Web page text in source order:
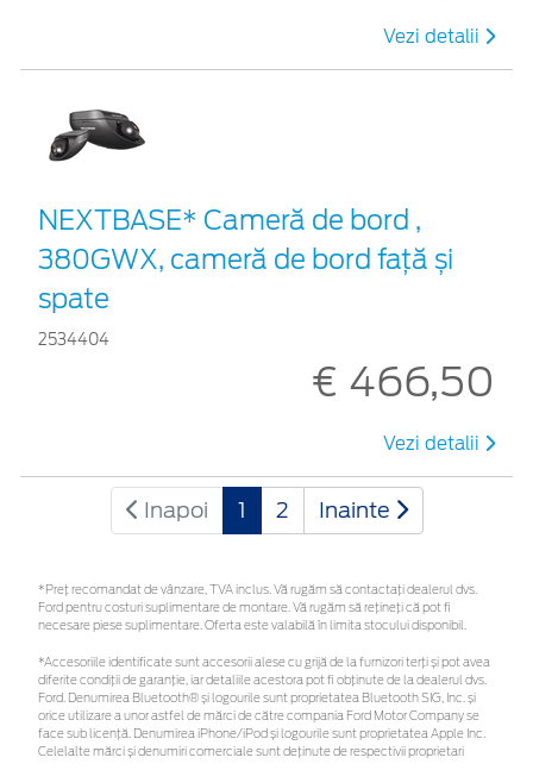
Vezi detalii
NEXTBASE* Cameră de bord ,
380GWX, cameră de bord față și
spate
2534404
€ 466,50
Vezi detalii
Inapoi 1 2 Inainte
*Preţ recomandat de vânzare, TVA inclus. Vă rugăm să contactaţi dealerul dvs.
Ford pentru costuri suplimentare de montare. Vă rugăm să rețineți că pot fi
necesare piese suplimentare. Oferta este valabilă în limita stocului disponibil.
*Accesoriile identificate sunt accesorii alese cu grijă de la furnizori terți și pot avea
diferite condiții de garanție, iar detaliile acestora pot fi obținute de la dealerul dvs.
Ford. Denumirea Bluetooth® și logourile sunt proprietatea Bluetooth SIG, Inc. și
orice utilizare a unor astfel de mărci de către compania Ford Motor Company se
face sub licență. Denumirea iPhone/iPod și logourile sunt proprietatea Apple Inc.
Celelalte mărci și denumiri comerciale sunt deținute de respectivii proprietari